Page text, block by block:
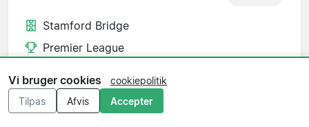
Stamford Bridge
Premier League
Pris fra
Vi bruger cookies
cookiepolitik
Tilpas
Afvis Accepter